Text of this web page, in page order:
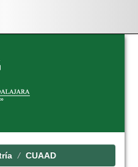
CUAAD